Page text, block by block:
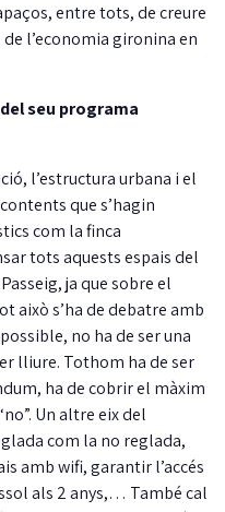
entre tots, de creure
l’economia gironina en
seu programa
l’estructura urbana i el
que s’hagin
com la finca
tots aquests espais del
ja que sobre el
això s’ha de debatre amb
no ha de ser una
lliure. Tothom ha de ser
ha de cobrir el màxim
Un altre eix del
com la no reglada,
amb wifi, garantir l’accés
als 2 anys,… També cal